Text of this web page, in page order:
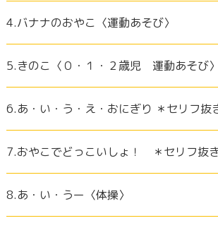
4.バナナのおやこ〈運動あそび〉
5.きのこ〈０・１・２歳児 運動あそび〉
6.あ・い・う・え・おにぎり ＊セリフ抜
7.おやこでどっこいしょ！ ＊セリフ抜
8.あ・い・うー〈体操〉